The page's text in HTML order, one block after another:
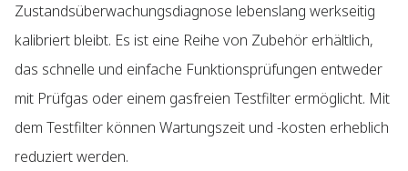
Zustandsüberwachungsdiagnose lebenslang werkseitig
kalibriert bleibt. Es ist eine Reihe von Zubehör erhältlich,
das schnelle und einfache Funktionsprüfungen entweder
mit Prüfgas oder einem gasfreien Testfilter ermöglicht. Mit
dem Testfilter können Wartungszeit und -kosten erheblich
reduziert werden.